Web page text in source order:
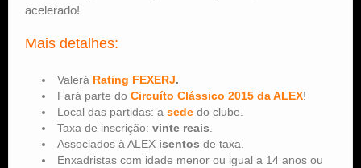
acelerado!
Mais detalhes:
Valerá Rating FEXERJ.
Fará parte do Circuíto Clássico 2015 da ALEX!
Local das partidas: a sede do clube.
Taxa de inscrição: vinte reais
Associados à ALEX isentos de taxa.
Enxadristas com idade menor ou igual a 14 anos ou